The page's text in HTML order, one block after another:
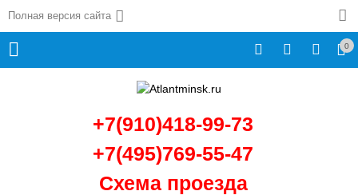
Полная версия сайта
0
+7(910)418-99-73
+7(495)769-55-47
Схема проезда